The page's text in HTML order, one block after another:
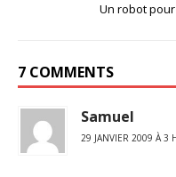
Un robot
7 COMMENTS
Samuel
29 JANVIER 2009 À 3